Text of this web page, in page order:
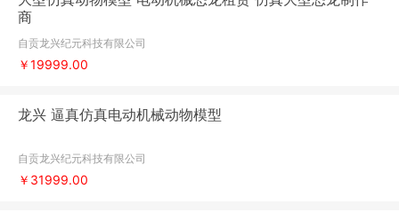
商
自贡龙兴纪元科技有限公司
￥19999.00
龙兴 逼真仿真电动机械动物模型
自贡龙兴纪元科技有限公司
￥31999.00